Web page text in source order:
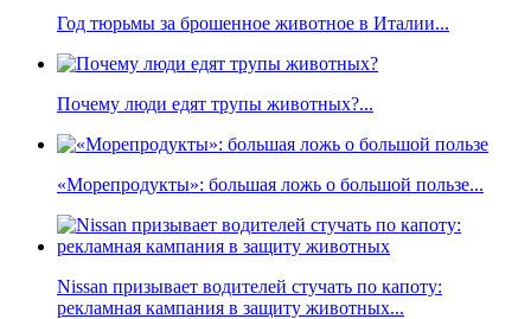
Год тюрьмы за брошенное животное в Италии...
Почему люди едят трупы животных?...
«Морепродукты»: большая ложь о большой пользе...
Nissan призывает водителей стучать по капоту:
рекламная кампания в защиту животных...